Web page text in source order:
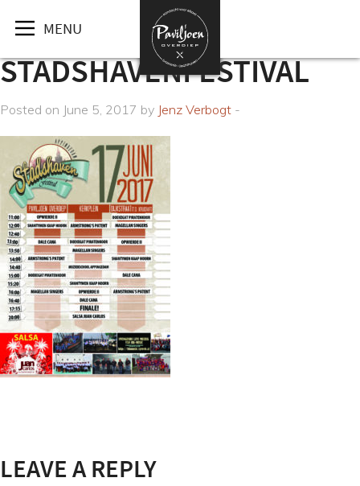
MENU
STADSHAVENFESTIVAL
Posted on June 5, 2017 by Jenz Verbogt -
LEAVE A REPLY